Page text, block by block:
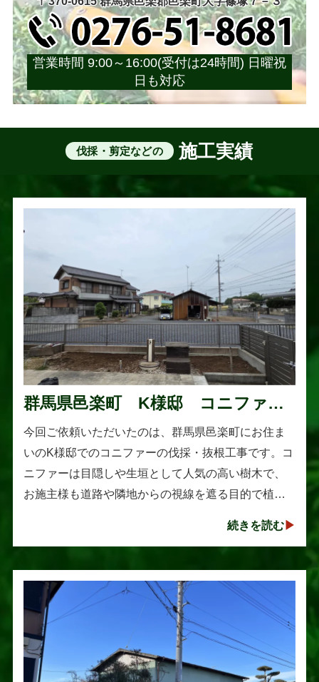
営業時間 9:00～16:00(受付は24時間) 日曜祝
日も対応
伐採・剪定などの 施工実績
群馬県邑楽町 K様邸 コニファー
伐採・抜根工事
今回ご依頼いただいたのは、群馬県邑楽町にお住ま
いのK様邸でのコニファーの伐採・抜根工事です。コ
ニファーは目隠しや生垣として人気の高い樹木で、
お施主様も道路や隣地からの視線を遮る目的で植え
続きを読む